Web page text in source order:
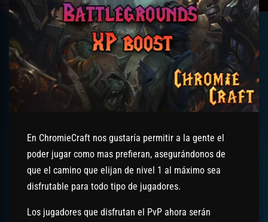
En ChromieCraft nos gustaría permitir a la gente el
poder jugar como mas prefieran, asegurándonos de
que el camino que elijan de nivel 1 al máximo sea
disfrutable para todo tipo de jugadores.
Los jugadores que disfrutan el PvP ahora serán